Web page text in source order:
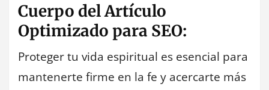
Cuerpo del Artículo
Optimizado para SEO:
Proteger tu vida espiritual es esencial para
mantenerte firme en la fe y acercarte más